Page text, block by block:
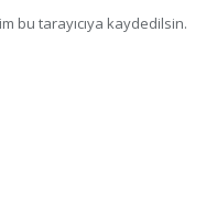
bu tarayıcıya kaydedilsin.